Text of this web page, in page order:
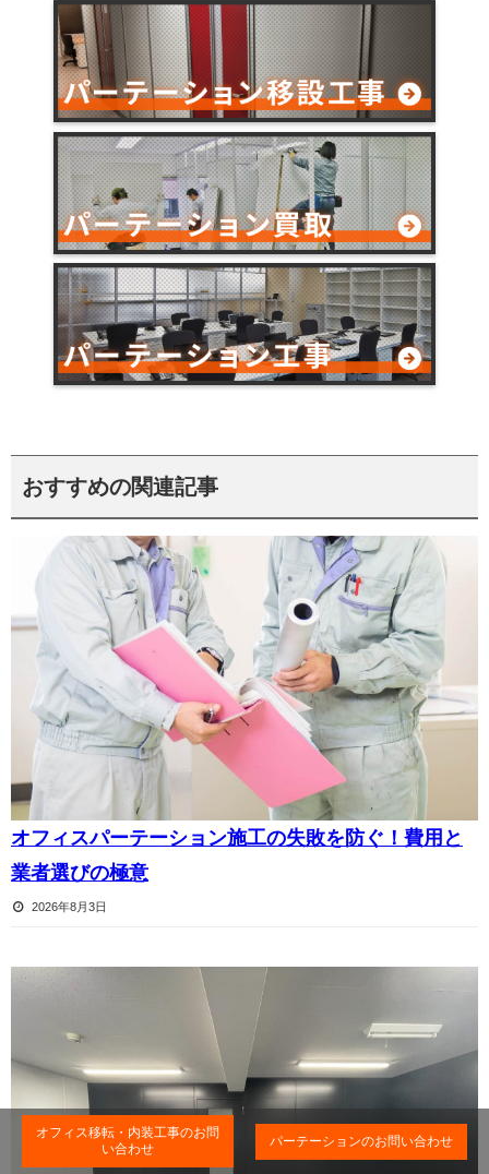
おすすめの関連記事
オフィスパーテーション施工の失敗を防ぐ！費用と
業者選びの極意
2026年8月3日
オフィス移転・内装工事のお問
い合わせ
パーテーションのお問い合わせ